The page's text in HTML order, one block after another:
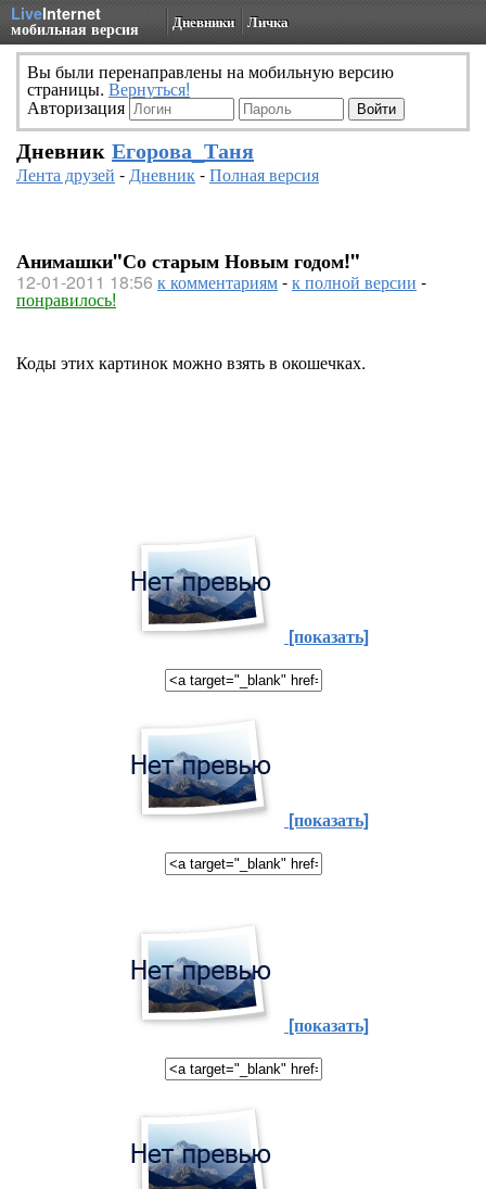
LiveInternet
мобильная версия Дневники Личка
Вы были перенаправлены на мобильную версию
страницы. Вернуться!
Авторизация
Дневник Егорова_Таня
Лента друзей -Дневник-Полная версия
Анимашки"Со старым Новым годом!"
12-01-2011 18:56 к комментариям-к полной версии -
понравилось!
Коды этих картинок можно взять в окошечках.
[показать]
[показать]
[показать]